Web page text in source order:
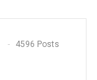
4596 Posts